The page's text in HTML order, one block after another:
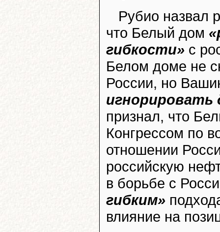
Рубио назвал
что Белый дом
гибкости» с
Белом доме не
России, но
игнорировать
признал, что
Конгрессом по
отношении
российскую
в борьбе с
гибким»
влияние на